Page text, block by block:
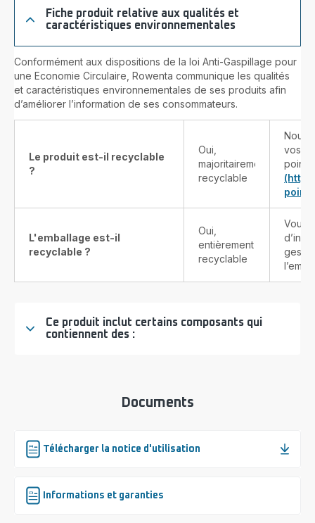
Fiche produit relative aux qualités et
caractéristiques environnementales
Conformément aux dispositions de la loi Anti-Gaspillage pour
une Economie Circulaire, Rowenta communique les qualités
et caractéristiques environnementales de ses produits afin
d’améliorer l’information de ses consommateurs.
Le produit est-il recyclable
?
Oui,
majoritairement
recyclable
Nous
vos
L'emballage est-il
recyclable ?
Oui,
entièrement
recyclable
Vous
Ce produit inclut certains composants qui
contiennent des :
Documents
Télécharger la notice d'utilisation
Informations et garanties